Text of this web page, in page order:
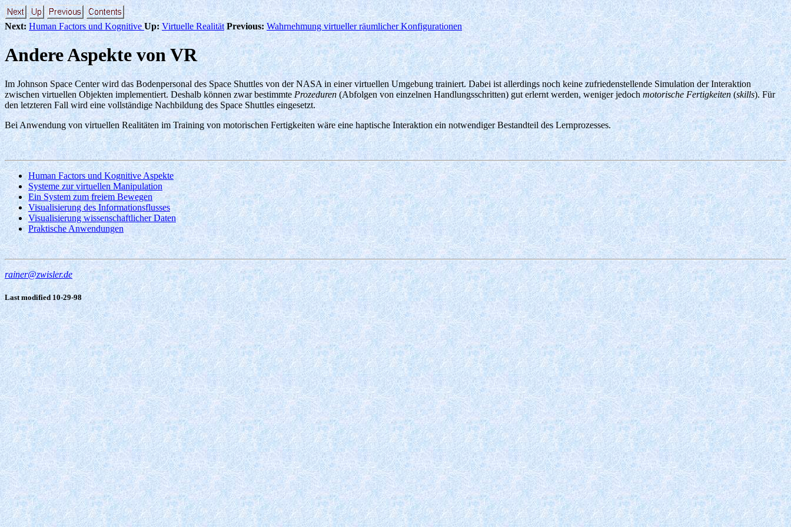
Next: Human Factors und KognitiveUp: Virtuelle Realität Previous: Wahrnehmung virtueller räumlicher Konfigurationen
Andere Aspekte von VR
Im Johnson Space Center wird das Bodenpersonal des Space Shuttles von der NASA in einer virtuellen Umgebung trainiert. Dabei ist allerdings noch keine zufriedenstellende Simulation der Interaktion
zwischen virtuellen Objekten implementiert. Deshalb können zwar bestimmte Prozeduren(Abfolgen von einzelnen Handlungsschritten) gut erlernt werden, weniger jedochmotorische Fertigkeiten(skills). Für
den letzteren Fall wird eine vollständige Nachbildung des Space Shuttles eingesetzt.
Bei Anwendung von virtuellen Realitäten im Training von motorischen Fertigkeiten wäre eine haptische Interaktion ein notwendiger Bestandteil des Lernprozesses.
Human Factors und Kognitive Aspekte
Systeme zur virtuellen Manipulation
Ein System zum freiem Bewegen
Visualisierung des Informationsflusses
Visualisierung wissenschaftlicher Daten
Praktische Anwendungen
rainer@zwisler.de
Last modified 10-29-98